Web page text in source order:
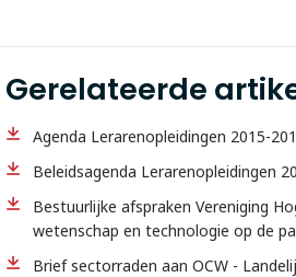
Gerelateerde
Agenda Lerarenopleidingen 2015-
Beleidsagenda Lerarenopleidingen
Bestuurlijke afspraken Vereniging
wetenschap en technologie op de
Brief sectorraden aan OCW -